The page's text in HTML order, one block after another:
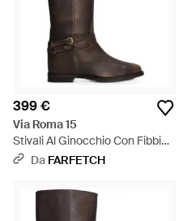
399 €
Via Roma 15
Stivali Al Ginocchio Con Fibbia -
Marrone
Da FARFETCH